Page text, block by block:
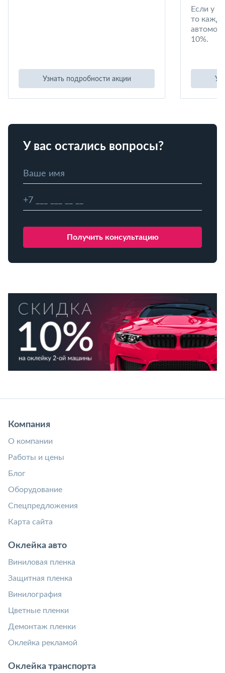
Узнать подробности акции
Если у
то
10%.
У вас остались вопросы?
Компания
О компании
Работы и цены
Блог
Оборудование
Спецпредложения
Карта сайта
Оклейка авто
Виниловая пленка
Защитная пленка
Винилография
Цветные пленки
Демонтаж пленки
Оклейка рекламой
Оклейка транспорта